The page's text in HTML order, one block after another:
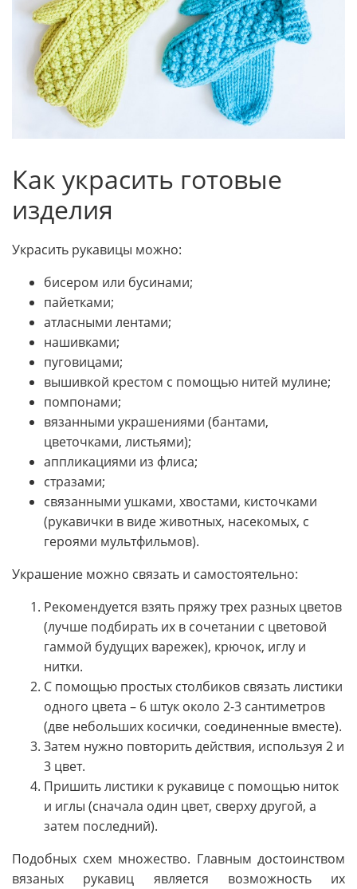
Как украсить готовые
изделия
Украсить рукавицы можно:
бисером или бусинами;
пайетками;
атласными лентами;
нашивками;
пуговицами;
вышивкой крестом с помощью нитей мулине;
помпонами;
вязанными украшениями (бантами,
цветочками, листьями);
аппликациями из флиса;
стразами;
связанными ушками, хвостами, кисточками
(рукавички в виде животных, насекомых, с
героями мультфильмов).
Украшение можно связать и самостоятельно:
Рекомендуется взять пряжу трех разных цветов
(лучше подбирать их в сочетании с цветовой
гаммой будущих варежек), крючок, иглу и
нитки.
С помощью простых столбиков связать листики
одного цвета – 6 штук около 2-3 сантиметров
(две небольших косички, соединенные вместе).
Затем нужно повторить действия, используя 2 и
3 цвет.
Пришить листики к рукавице с помощью ниток
и иглы (сначала один цвет, сверху другой, а
затем последний).
Подобных схем множество. Главным достоинством
вязаных рукавиц является возможность их